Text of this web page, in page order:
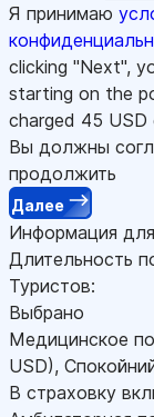
Я принимаю
clicking "Next",
starting on the
charged 45 USD
Вы должны
продолжить
Далее
Информация
Длительность
Туристов:
Выбрано
Медицинское
USD),
В страховку